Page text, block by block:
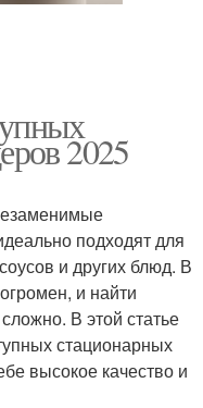
2025
подходят для
и других блюд. В
и найти
В этой статье
стационарных
высокое качество и